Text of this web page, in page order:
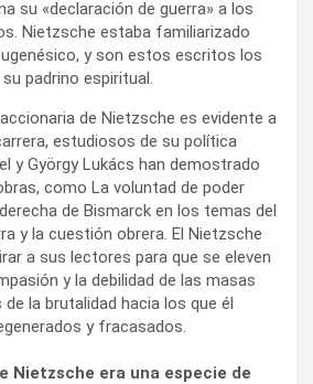
su «declaración de guerra» a los
Nietzsche estaba familiarizado
y son estos escritos los
padrino espiritual.
de Nietzsche es evidente a
estudiosos de su política
y György Lukács han demostrado
como La voluntad de poder
de Bismarck en los temas del
y la cuestión obrera. El Nietzsche
a sus lectores para que se eleven
y la debilidad de las masas
la brutalidad hacia los que él
y fracasados.
Nietzsche era una especie de